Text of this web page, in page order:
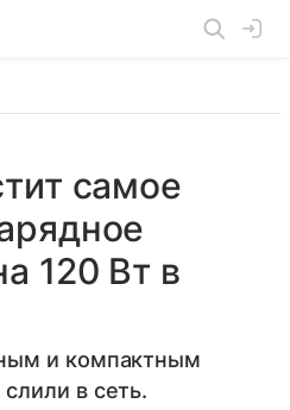
самое
120 Вт в
и компактным
в сеть.